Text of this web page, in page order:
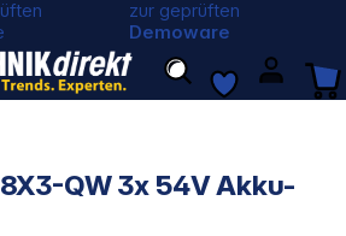
zur geprüften
Demoware
QW 3x 54V Akku-